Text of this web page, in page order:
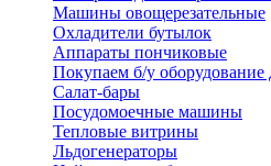
Машины овощерезательные
Охладители бутылок
Аппараты пончиковые
Покупаем б/у оборудование
Салат-бары
Посудомоечные машины
Тепловые витрины
Льдогенераторы